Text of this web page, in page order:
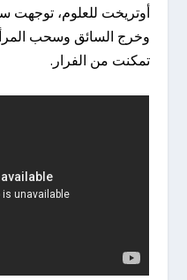
وخرج السائق وسحب
تمكنت من الفرار.